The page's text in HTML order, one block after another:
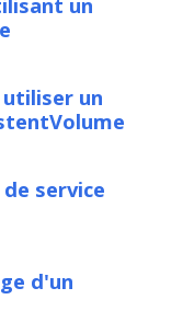
un
service
d'un